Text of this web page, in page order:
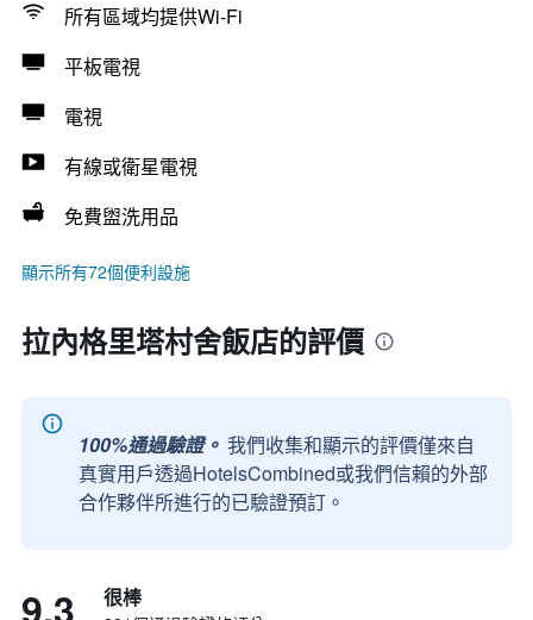
所有區域均提供Wi-Fi
平板電視
電視
有線或衛星電視
免費盥洗用品
顯示所有72個便利設施
拉內格里塔村舍飯店的評價
100%通過驗證。 我們收集和顯示的評價僅來自
真實用戶透過HotelsCombined或我們信賴的外部
合作夥伴所進行的已驗證預訂。
很棒